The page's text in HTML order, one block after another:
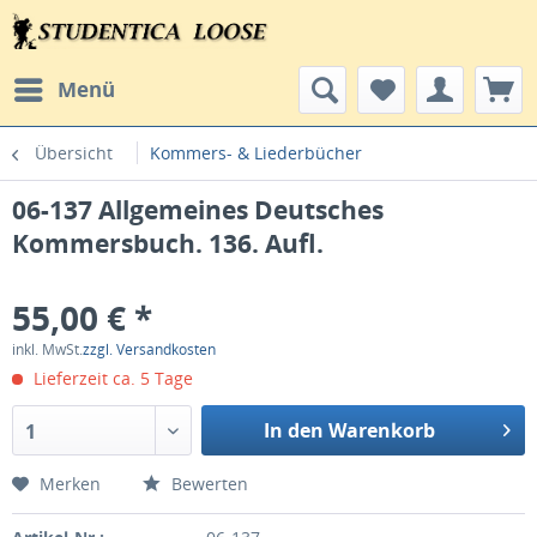
Menü
Übersicht Kommers- & Liederbücher
06-137 Allgemeines Deutsches
Kommersbuch. 136. Aufl.
55,00 € *
inkl. MwSt.zzgl. Versandkosten
Lieferzeit ca. 5 Tage
1 In den Warenkorb
Merken Bewerten